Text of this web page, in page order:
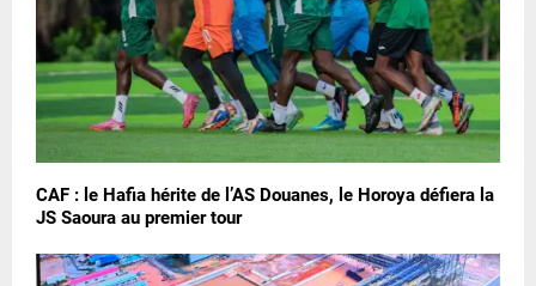
CAF : le Hafia hérite de l’AS Douanes, le Horoya défiera la
JS Saoura au premier tour